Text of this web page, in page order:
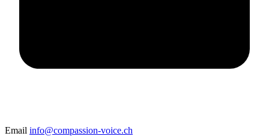
Email info@compassion-voice.ch